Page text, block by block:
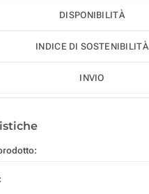
DISPONIBILITÀ
INDICE DI SOSTENIBILITÀ
INVIO